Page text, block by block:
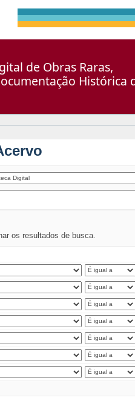
de Obras Raras,
Histórica
os resultados de busca.